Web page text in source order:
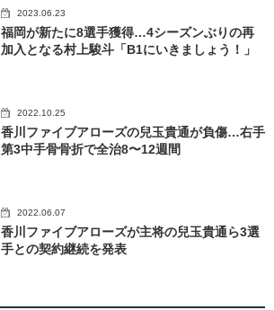
2023.06.23
福岡が新たに8選手獲得…4シーズンぶりの再
加入となる村上駿斗「B1にいきましょう！」
2022.10.25
香川ファイブアローズの兒玉貴通が負傷…右手
第3中手骨骨折で全治8〜12週間
2022.06.07
香川ファイブアローズが主将の兒玉貴通ら3選
手との契約継続を発表